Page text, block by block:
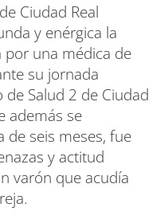
Ciudad Real
y enérgica la
por una médica de
su jornada
de Salud 2 de Ciudad
además se
de seis meses, fue
y actitud
varón que acudía